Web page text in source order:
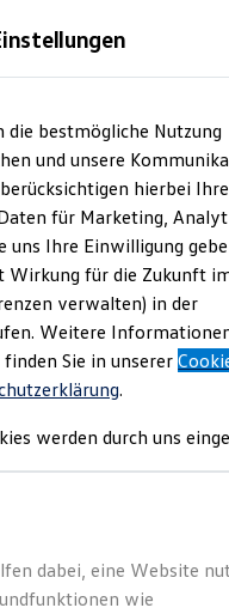
Gebrauchtwagen
bestmögliche Nutzung
und unsere
hierbei Ihre
für Marketing,
uns Ihre Einwilligung
Wirkung für die Zukunft
verwalten) in der
Weitere
finden Sie in unserer
.
werden durch uns
dabei, eine Website
wie